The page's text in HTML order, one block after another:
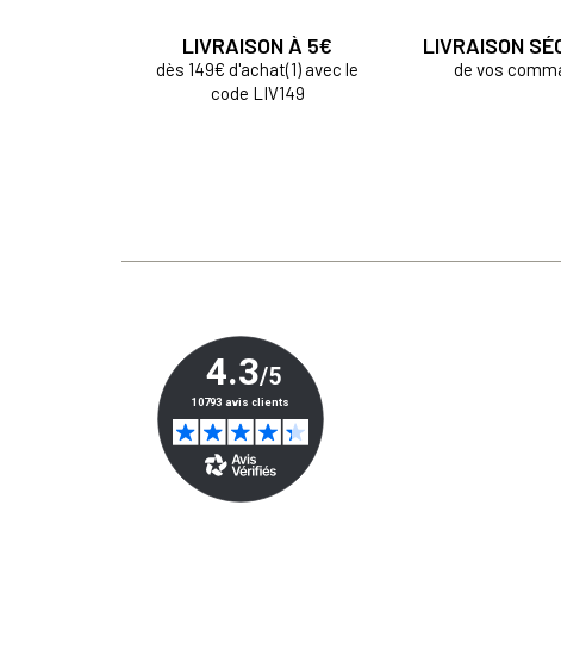
LIVRAISON À 5€
dès 149€ d'achat(1) avec le
code LIV149
LIVRAISON
de vos